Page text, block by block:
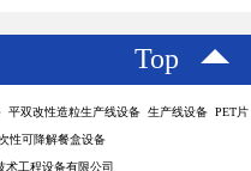
Top
平双改性造粒生产线设备 生产线设备 PET片
性可降解餐盒设备
术工程设备有限公司